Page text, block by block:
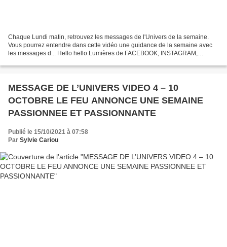
Chaque Lundi matin, retrouvez les messages de l'Univers de la semaine.
Vous pourrez entendre dans cette vidéo une guidance de la semaine avec
les messages d... Hello hello Lumières de FACEBOOK, INSTAGRAM,
MESSAGE DE L’UNIVERS VIDEO 4 – 10
OCTOBRE LE FEU ANNONCE UNE SEMAINE
PASSIONNEE ET PASSIONNANTE
Publié le 15/10/2021 à 07:58
Par Sylvie Cariou